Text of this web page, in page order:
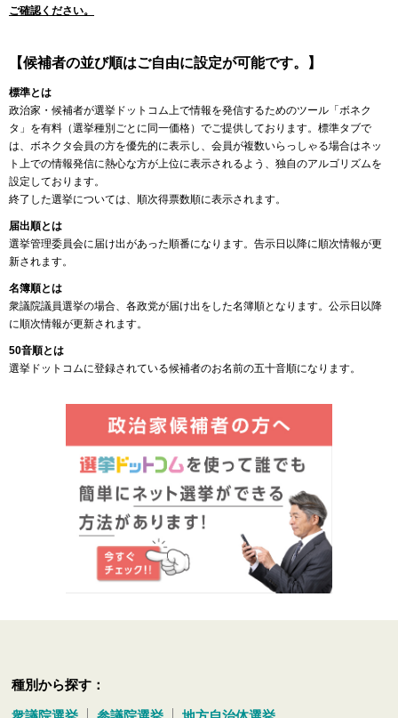
ご確認ください。
【候補者の並び順はご自由に設定が可能です。】
標準とは
政治家・候補者が選挙ドットコム上で情報を発信するためのツール「ボネク
タ」を有料（選挙種別ごとに同一価格）でご提供しております。標準タブで
は、ボネクタ会員の方を優先的に表示し、会員が複数いらっしゃる場合はネッ
ト上での情報発信に熱心な方が上位に表示されるよう、独自のアルゴリズムを
設定しております。
終了した選挙については、順次得票数順に表示されます。
届出順とは
選挙管理委員会に届け出があった順番になります。告示日以降に順次情報が更
新されます。
名簿順とは
衆議院議員選挙の場合、各政党が届け出をした名簿順となります。公示日以降
に順次情報が更新されます。
50音順とは
選挙ドットコムに登録されている候補者のお名前の五十音順になります。
種別から探す：